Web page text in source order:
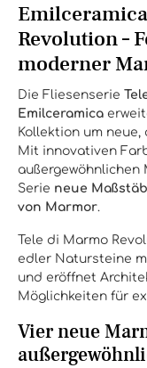
Revolution –
moderner
Die Fliesenserie
Emilceramica
Kollektion um
Mit innovativen
Serie neue
von Marmor.
Tele di Marmo
edler Natursteine
und eröffnet
Möglichkeiten für
Vier neue